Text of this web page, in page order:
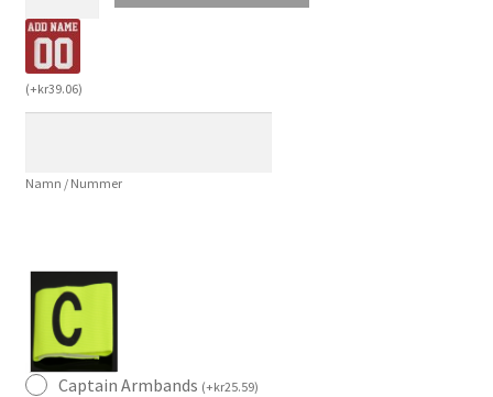
2026
Bortaställ
Barn
Fotbollströja
mängd
(+kr39.06)
Namn / Nummer
Captain Armbands (+kr25.59)